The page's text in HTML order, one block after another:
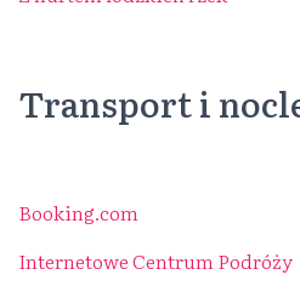
Transport i
Booking.com
Internetowe Centrum Podróży